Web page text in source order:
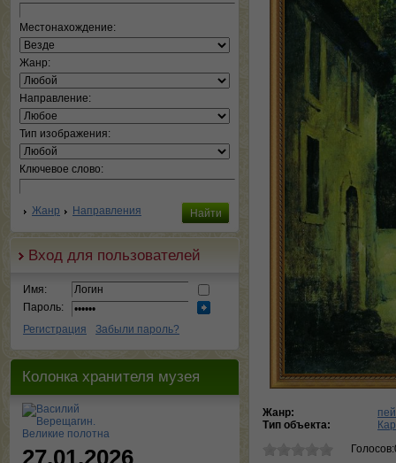
Местонахождение:
Жанр:
Направление:
Тип изображения:
Ключевое слово:
Жанр Направления
Вход для пользователей
Имя:
Пароль:
Регистрация
Забыли пароль?
Колонка хранителя музея
27.01.2026
Жанр:
Тип объекта: